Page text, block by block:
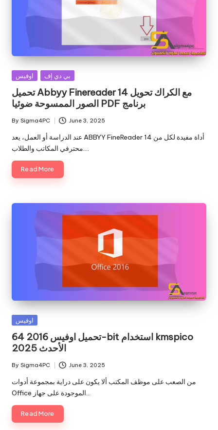
Posted
اوفيس بي دي إف
تحميل Abbyy Finereader 14 مع الكراك تحويل
الصور الممسوحة ضوئيا PDF برنامج
Posted
By Sigma4PC June 3, 2025
عند الدراسة أو العمل، يعد ABBYY FineReader 14 أداة مفيدة لكل من
محترفي المكاتب والطلاب.…
Read More
Posted
اوفيس
تحميل اوفيس 2016 64-bit استخدام kmspico
الأحدث 2025
Posted
by
By Sigma4PC June 3, 2025
من الصعب على موظف المكتب ألا يكون على دراية بمجموعة أدوات
Office الموجودة على جهاز…
Read More